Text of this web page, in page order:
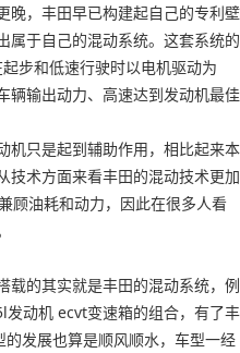
晚，丰田早已构建起自己的专利壁
属于自己的混动系统。这套系统的
步和低速行驶时以电机驱动为
辆输出动力、高速达到发动机最佳
机只是起到辅助作用，相比起来本
技术方面来看丰田的混动技术更加
顾油耗和动力，因此在很多人看
载的其实就是丰田的混动系统，例
动机 ecvt变速箱的组合，有了丰
的发展也算是顺风顺水，车型一经